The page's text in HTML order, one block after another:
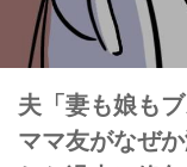
夫「妻も娘も
ママ友がなぜ